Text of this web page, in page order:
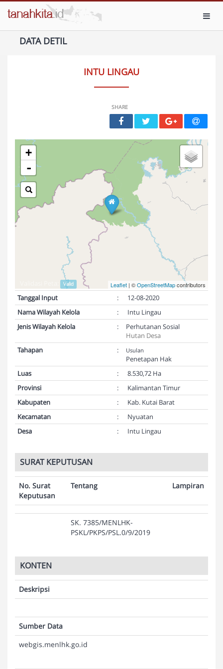
DATA DETIL
INTU LINGAU
SHARE
+
-
Leaflet | ©OpenStreetMapcontributors
Valid
Tanggal Input :
12-08-2020
Nama Wilayah Kelola
:
Intu Lingau
Jenis Wilayah Kelola
:
Perhutanan Sosial
Hutan Desa
Tahapan
: Usulan
Penetapan Hak
Luas
:
8.530,72 Ha
Provinsi
:
Kalimantan Timur
Kabupaten
:
Kab. Kutai Barat
Kecamatan
:
Nyuatan
Desa
: Intu Lingau
SURAT KEPUTUSAN
No. Surat
Keputusan
Tentang Lampiran
SK. 7385/MENLHK-
PSKL/PKPS/PSL.0/9/2019
KONTEN
Deskripsi
Sumber Data
webgis.menlhk.go.id